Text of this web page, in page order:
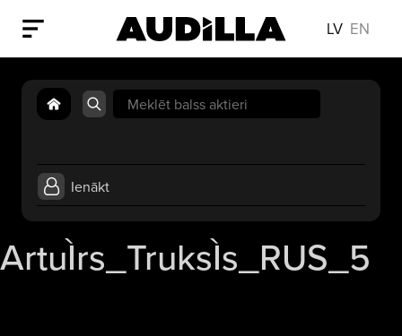
LV EN
Search
for:
Ienākt
ArtuÌrs_TruksÌs_RUS_5